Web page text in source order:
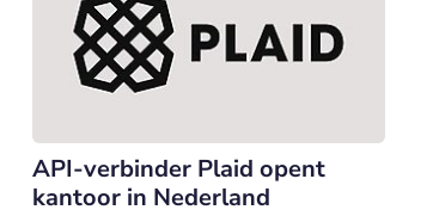
API-verbinder Plaid opent
kantoor in Nederland